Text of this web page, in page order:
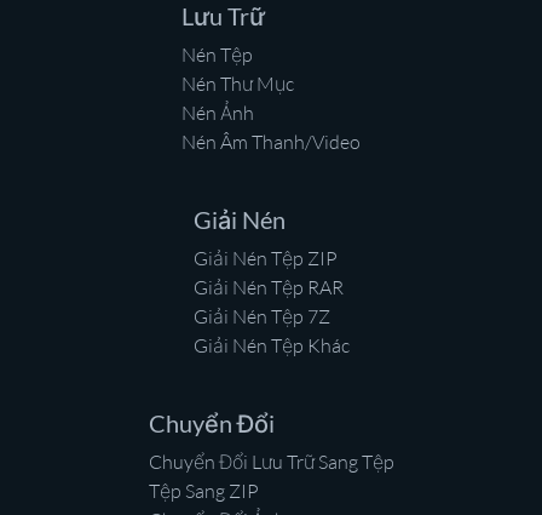
Lưu Trữ
Nén Tệp
Nén Thư Mục
Nén Ảnh
Nén Âm Thanh/Video
Giải Nén
Giải Nén Tệp ZIP
Giải Nén Tệp RAR
Giải Nén Tệp 7Z
Giải Nén Tệp Khác
Chuyển Đổi
Chuyển Đổi Lưu Trữ Sang Tệp
Tệp Sang ZIP